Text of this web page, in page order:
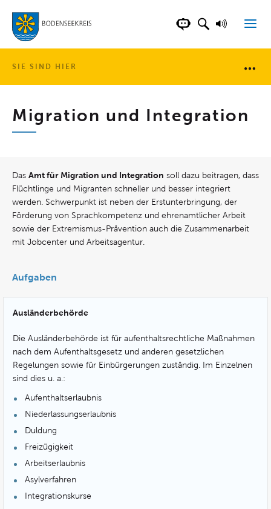
LANDKREISCHATBOT DER
SUCHFELD
SIE SIND HIER
Migration und Integration
Das Amt für Migration und Integration soll dazu beitragen, dass
Flüchtlinge und Migranten schneller und besser integriert
werden. Schwerpunkt ist neben der Erstunterbringung, der
Förderung von Sprachkompetenz und ehrenamtlicher Arbeit
sowie der Extremismus-Prävention auch die Zusammenarbeit
mit Jobcenter und Arbeitsagentur.
Aufgaben
Ausländerbehörde
Die Ausländerbehörde ist für aufenthaltsrechtliche Maßnahmen
nach dem Aufenthaltsgesetz und anderen gesetzlichen
Regelungen sowie für Einbürgerungen zuständig. Im Einzelnen
sind dies u. a.:
Aufenthaltserlaubnis
Niederlassungserlaubnis
Duldung
Freizügigkeit
Arbeitserlaubnis
Asylverfahren
Integrationskurse